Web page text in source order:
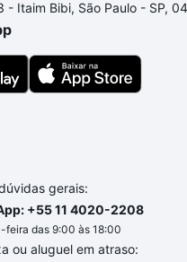
sonhos com segurança e
você até as chaves.
- Itaim Bibi, São Paulo - SP,
gerais:
+55 11 4020-2208
das 9:00 às 18:00
ou aluguel em atraso: